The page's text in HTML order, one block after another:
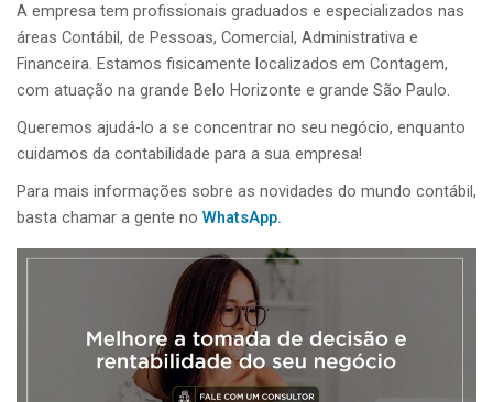
A empresa tem profissionais graduados e especializados nas
áreas Contábil, de Pessoas, Comercial, Administrativa e
Financeira. Estamos fisicamente localizados em Contagem,
com atuação na grande Belo Horizonte e grande São Paulo.
Queremos ajudá-lo a se concentrar no seu negócio, enquanto
cuidamos da contabilidade para a sua empresa!
Para mais informações sobre as novidades do mundo contábil,
basta chamar a gente no WhatsApp.